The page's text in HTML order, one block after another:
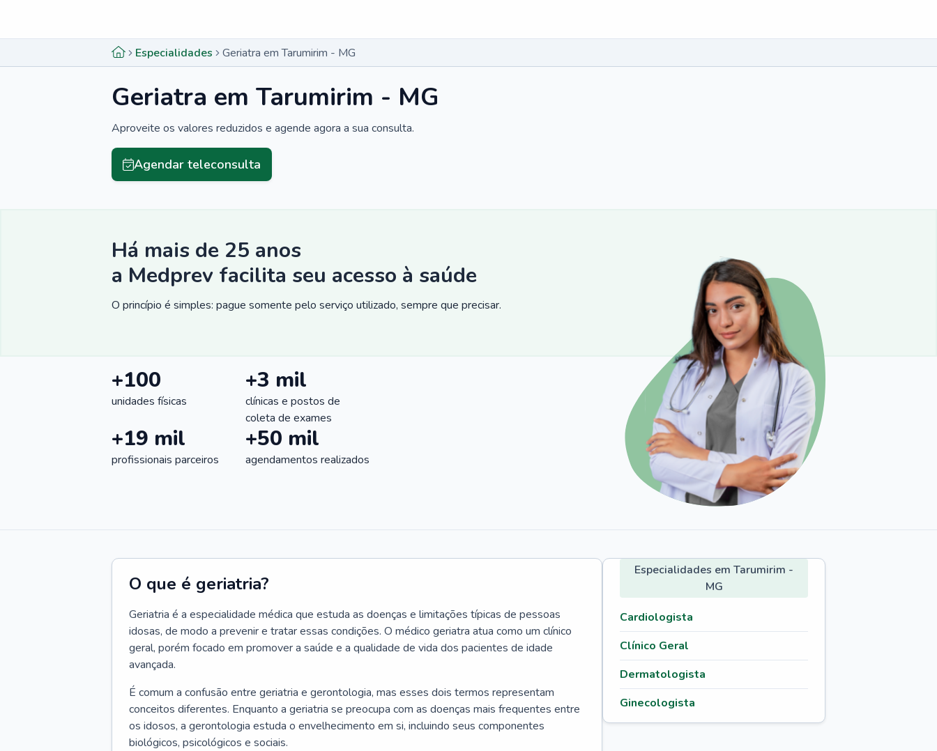
Especialidades Geriatra em Tarumirim - MG
Geriatra em Tarumirim - MG
Aproveite os valores reduzidos e agende agora a sua consulta.
Agendar teleconsulta
Há mais de 25 anos
a Medprev facilita seu acesso à saúde
O princípio é simples: pague somente pelo serviço utilizado, sempre que precisar.
+100
unidades físicas
+3 mil
clínicas e postos de
coleta de exames
+19 mil
profissionais parceiros
+50 mil
agendamentos realizados
O que é geriatria?
Geriatria é a especialidade médica que estuda as doenças e limitações típicas de pessoas
idosas, de modo a prevenir e tratar essas condições. O médico geriatra atua como um clínico
geral, porém focado em promover a saúde e a qualidade de vida dos pacientes de idade
avançada.
É comum a confusão entre geriatria e gerontologia, mas esses dois termos representam
conceitos diferentes. Enquanto a geriatria se preocupa com as doenças mais frequentes entre
os idosos, a gerontologia estuda o envelhecimento em si, incluindo seus componentes
biológicos, psicológicos e sociais.
Especialidades em Tarumirim -
MG
Cardiologista
Clínico Geral
Dermatologista
Ginecologista